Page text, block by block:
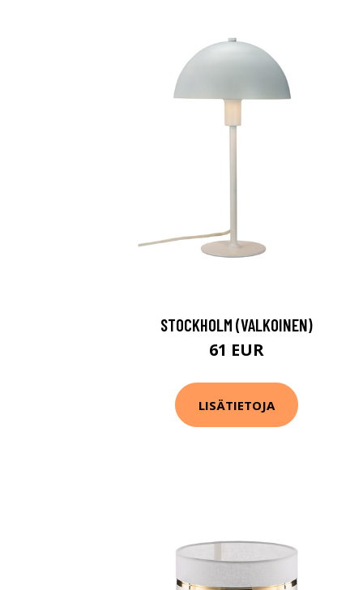
STOCKHOLM (VALKOINEN)
61 EUR
LISÄTIETOJA